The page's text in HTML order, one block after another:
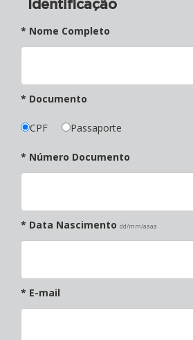
Identificação
* Nome Completo
* Documento
CPF Passaporte
* Número Documento
* Data Nascimento dd/mm/aaaa
* E-mail